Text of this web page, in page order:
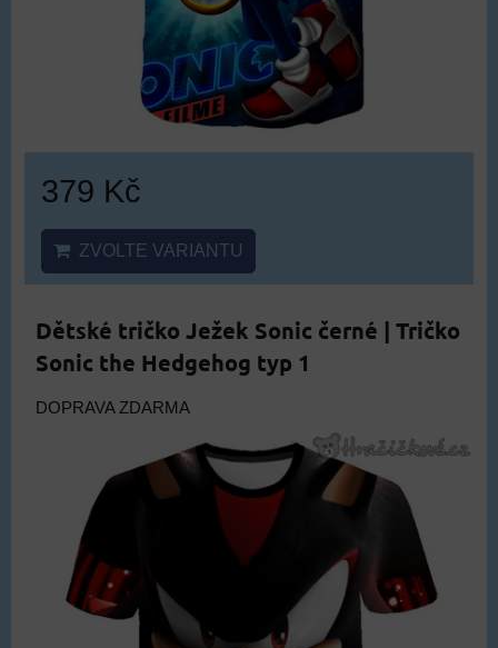
379 Kč
ZVOLTE VARIANTU
Dětské tričko Ježek Sonic černé | Tričko
Sonic the Hedgehog typ 1
DOPRAVA ZDARMA